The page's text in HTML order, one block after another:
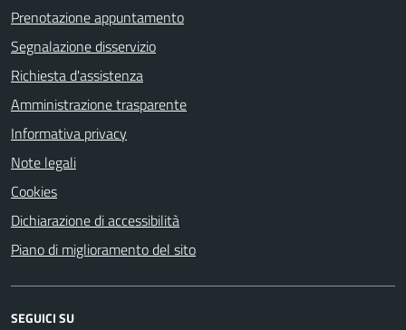
Prenotazione appuntamento
Segnalazione disservizio
Richiesta d'assistenza
Amministrazione trasparente
Informativa privacy
Note legali
Cookies
Dichiarazione di accessibilità
Piano di miglioramento del sito
SEGUICI SU